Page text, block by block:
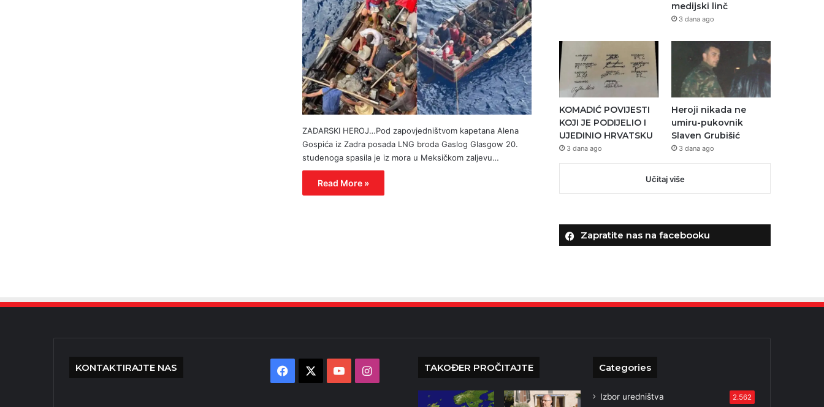
ZADARSKI HEROJ…Pod zapovjedništvom kapetana Alena
Gospića iz Zadra posada LNG broda Gaslog Glasgow 20.
studenoga spasila je iz mora u Meksičkom zaljevu…
Read More »
medijski linč
3 dana ago
KOMADIĆ POVIJESTI
KOJI JE PODIJELIO I
UJEDINIO HRVATSKU
3 dana ago
Heroji nikada ne
umiru-pukovnik
Slaven Grubišić
3 dana ago
Učitaj više
Zapratite nas na facebooku
KONTAKTIRAJTE NAS Facebook YouTubeInstagram TAKOĐER PROČITAJTE Categories
Izbor uredništva 2.562